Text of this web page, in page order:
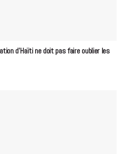
d’Haïti ne doit pas faire oublier les